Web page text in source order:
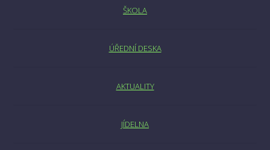
ŠKOLA
ÚŘEDNÍ DESKA
AKTUALITY
JÍDELNA